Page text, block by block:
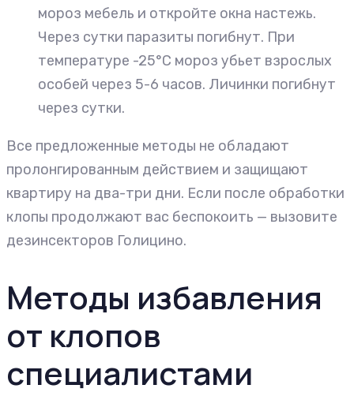
мороз мебель и откройте окна настежь.
Через сутки паразиты погибнут. При
температуре -25°С мороз убьет взрослых
особей через 5-6 часов. Личинки погибнут
через сутки.
Все предложенные методы не обладают
пролонгированным действием и защищают
квартиру на два-три дни. Если после обработки
клопы продолжают вас беспокоить — вызовите
дезинсекторов Голицино.
Методы избавления
от клопов
специалистами